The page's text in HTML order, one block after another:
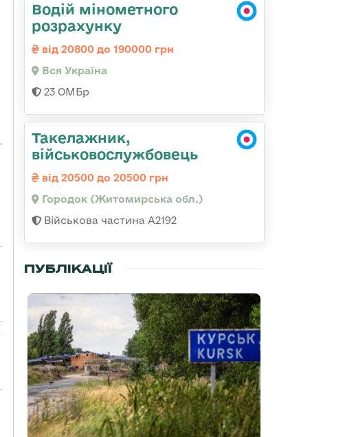
Водій мінометного
розрахунку
від 20800 до 190000 грн
Вся Україна
23 ОМБр
Такелажник,
військовослужбовець
від 20500 до 20500 грн
Городок (Житомирська обл.)
Військова частина А2192
ПУБЛІКАЦІЇ